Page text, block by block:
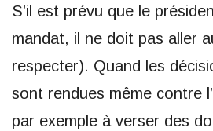
S’il est prévu que le
mandat, il ne doit pas aller
respecter). Quand les
sont rendues même contre
par exemple à verser des